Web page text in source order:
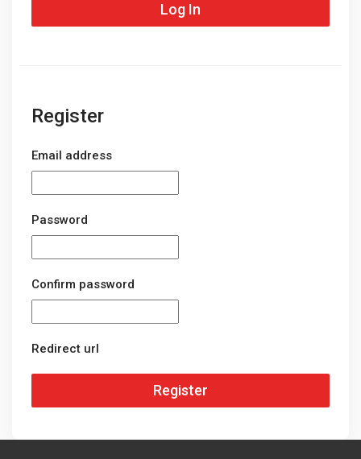
Log In
Register
Email address
Password
Confirm password
Redirect url
Register